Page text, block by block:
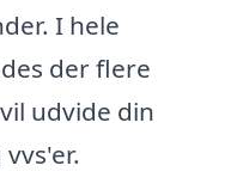
I hele
der flere
udvide din